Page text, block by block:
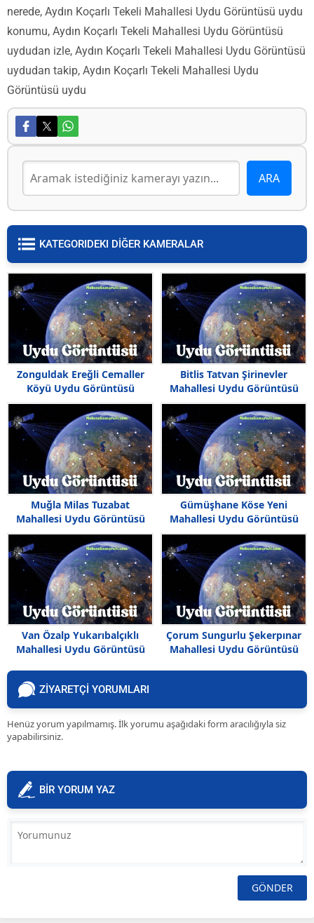
nerede, Aydın Koçarlı Tekeli Mahallesi Uydu Görüntüsü uydu
konumu, Aydın Koçarlı Tekeli Mahallesi Uydu Görüntüsü
uydudan izle, Aydın Koçarlı Tekeli Mahallesi Uydu Görüntüsü
uydudan takip, Aydın Koçarlı Tekeli Mahallesi Uydu
Görüntüsü uydu
KATEGORIDEKI DİĞER KAMERALAR
Zonguldak Ereğli Cemaller
Köyü Uydu Görüntüsü
Bitlis Tatvan Şirinevler
Mahallesi Uydu Görüntüsü
Haritası
Muğla Milas Tuzabat
Mahallesi Uydu Görüntüsü
Gümüşhane Köse Yeni
Mahallesi Uydu Görüntüsü
Van Özalp Yukarıbalçıklı
Mahallesi Uydu Görüntüsü
Çorum Sungurlu Şekerpınar
Mahallesi Uydu Görüntüsü
ZİYARETÇİ YORUMLARI
Henüz yorum yapılmamış. İlk yorumu aşağıdaki form aracılığıyla siz
yapabilirsiniz.
BİR YORUM YAZ